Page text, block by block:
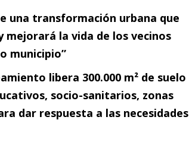
una transformación urbana que
mejorará la vida de los vecinos
municipio”
libera 300.000 m² de suelo
socio-sanitarios, zonas
dar respuesta a las necesidades